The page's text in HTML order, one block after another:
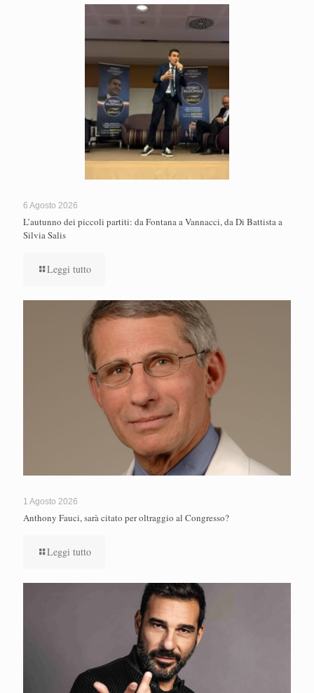
6 Agosto 2026
L’autunno dei piccoli partiti: da Fontana a Vannacci, da Di Battista a
Silvia Salis
Leggi tutto
1 Agosto 2026
Anthony Fauci, sarà citato per oltraggio al Congresso?
Leggi tutto